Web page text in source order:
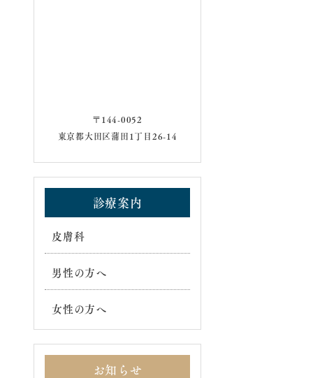
〒144-0052
東京都大田区蒲田1丁目26-14
診療案内
皮膚科
男性の方へ
女性の方へ
お知らせ